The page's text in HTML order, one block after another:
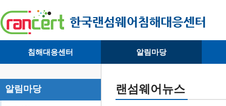
침해대응센터
· 침해피해신고
· 개인정보취급방침
알림마당
· 뉴스레터
알림마당 랜섬웨어뉴스